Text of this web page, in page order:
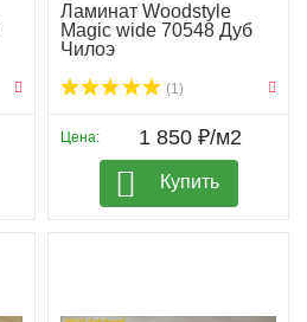
Ламинат Woodstyle
Magic wide 70548 Дуб
Чилоэ
(1)
Цена: 1 850 ₽/м2
Купить